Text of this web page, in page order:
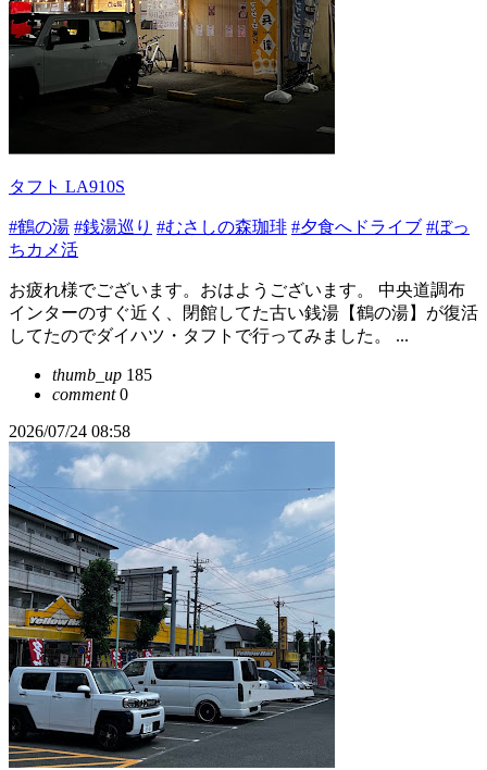
タフト LA910S
#鶴の湯 #銭湯巡り #むさしの森珈琲 #夕食へドライブ #ぼっ
ちカメ活
お疲れ様でございます。おはようございます。 中央道調布
インターのすぐ近く、閉館してた古い銭湯【鶴の湯】が復活
してたのでダイハツ・タフトで行ってみました。 ...
thumb_up 185
comment0
2026/07/24 08:58